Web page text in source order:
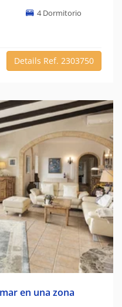
4 Dormitorio
Details Ref. 2303750
en una zona